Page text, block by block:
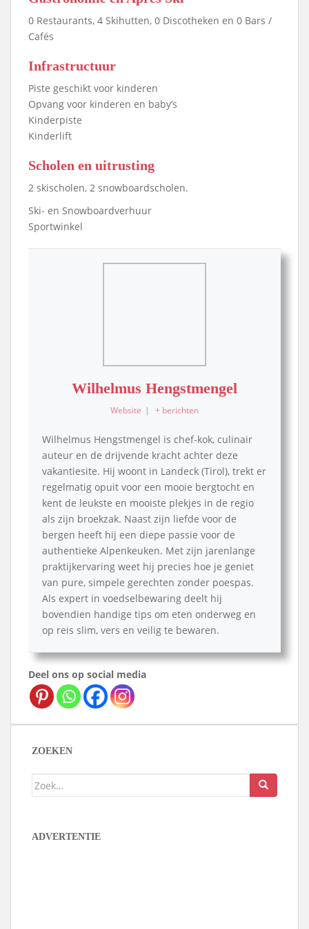
0 Restaurants, 4 Skihutten, 0 Discotheken en 0 Bars /
Cafés
Infrastructuur
Piste geschikt voor kinderen
Opvang voor kinderen en baby’s
Kinderpiste
Kinderlift
Scholen en uitrusting
2 skischolen, 2 snowboardscholen.
Ski- en Snowboardverhuur
Sportwinkel
Wilhelmus Hengstmengel
Website | + berichten
Wilhelmus Hengstmengel is chef-kok, culinair
auteur en de drijvende kracht achter deze
vakantiesite. Hij woont in Landeck (Tirol), trekt er
regelmatig opuit voor een mooie bergtocht en
kent de leukste en mooiste plekjes in de regio
als zijn broekzak. Naast zijn liefde voor de
bergen heeft hij een diepe passie voor de
authentieke Alpenkeuken. Met zijn jarenlange
praktijkervaring weet hij precies hoe je geniet
van pure, simpele gerechten zonder poespas.
Als expert in voedselbewaring deelt hij
bovendien handige tips om eten onderweg en
op reis slim, vers en veilig te bewaren.
Deel ons op social media
ZOEKEN
Zoek
ADVERTENTIE